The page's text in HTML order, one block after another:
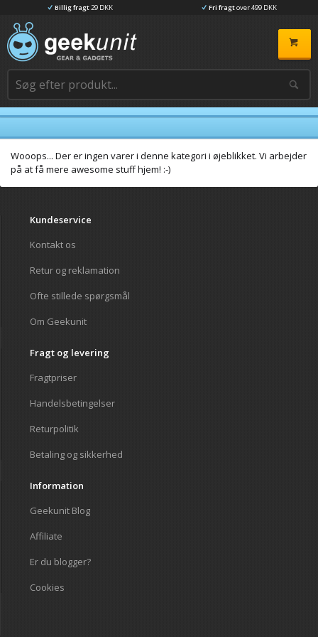
Billig fragt29 DKK Fri fragtover 499 DKK
Wooops... Der er ingen varer i denne kategori i øjeblikket. Vi arbejder
på at få mere awesome stuff hjem! :-)
Kundeservice
Kontakt os
Retur og reklamation
Ofte stillede spørgsmål
Om Geekunit
Fragt og levering
Fragtpriser
Handelsbetingelser
Returpolitik
Betaling og sikkerhed
Information
Geekunit Blog
Affiliate
Er du blogger?
Cookies